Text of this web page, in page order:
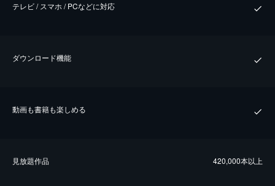
テレビ / スマホ / PCなどに対応
ダウンロード機能
動画も書籍も楽しめる
⾒放題作品 420,000本以上